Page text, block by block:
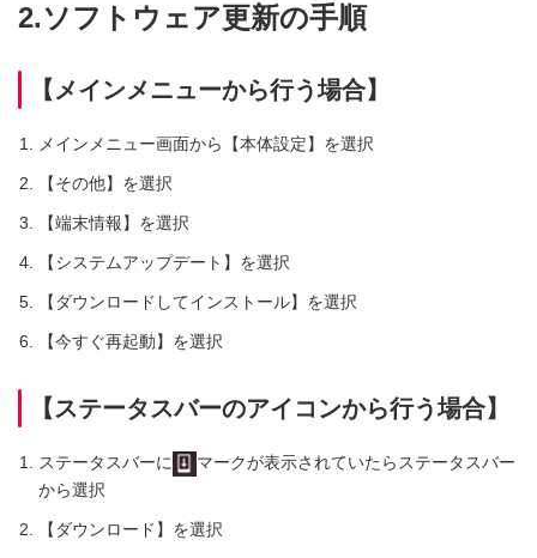
2.ソフトウェア更新の手順
【メインメニューから行う場合】
メインメニュー画面から【本体設定】を選択
【その他】を選択
【端末情報】を選択
【システムアップデート】を選択
【ダウンロードしてインストール】を選択
【今すぐ再起動】を選択
【ステータスバーのアイコンから行う場合】
ステータスバーに
マークが表示されていたらステータスバー
から選択
【ダウンロード】を選択